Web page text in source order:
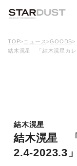
TOP> ニュース>GOODS>
結木滉星 「結木滉星カレ
結木滉星
結木滉星
2.4-2023.3